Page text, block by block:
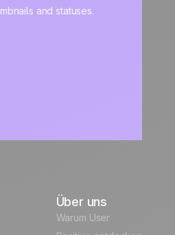
Über uns
Warum User